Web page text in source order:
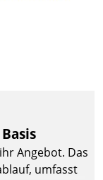
Angebot. Das
umfasst